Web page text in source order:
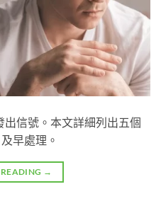
信號。本文詳細列出五個
早處理。
→